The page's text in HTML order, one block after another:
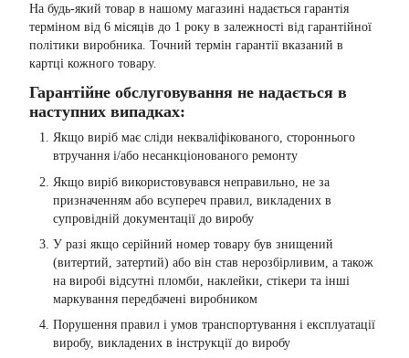
На будь-який товар в нашому магазині надається гарантія
терміном від 6 місяців до 1 року в залежності від гарантійної
політики виробника. Точний термін гарантії вказаний в
картці кожного товару.
Гарантійне обслуговування не надається в
наступних випадках:
Якщо виріб має сліди некваліфікованого, стороннього
втручання і/або несанкціонованого ремонту
Якщо виріб використовувався неправильно, не за
призначенням або всупереч правил, викладених в
супровідній документації до виробу
У разі якщо серійний номер товару був знищений
(витертий, затертий) або він став нерозбірливим, а також
на виробі відсутні пломби, наклейки, стікери та інші
маркування передбачені виробником
Порушення правил і умов транспортування і експлуатації
виробу, викладених в інструкції до виробу